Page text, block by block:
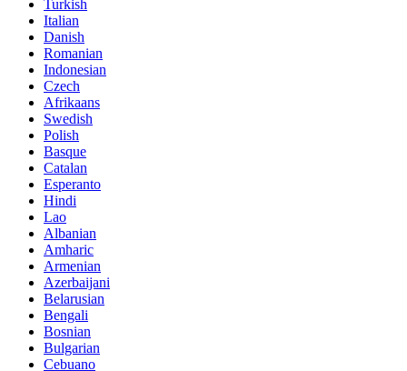
Turkish
Italian
Danish
Romanian
Indonesian
Czech
Afrikaans
Swedish
Polish
Basque
Catalan
Esperanto
Hindi
Lao
Albanian
Amharic
Armenian
Azerbaijani
Belarusian
Bengali
Bosnian
Bulgarian
Cebuano